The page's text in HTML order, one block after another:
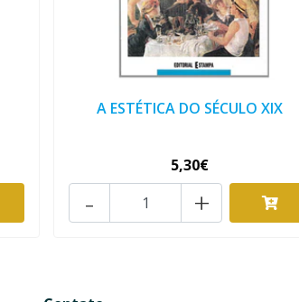
A ESTÉTICA DO SÉCULO XIX
5,30€
+
-